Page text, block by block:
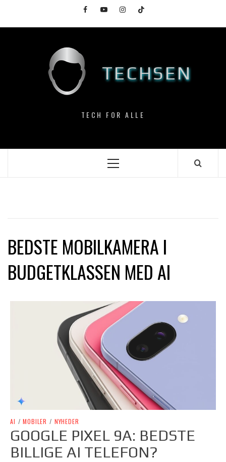
content
FacebookYouTubeInstagramTikTok
TECHSEN
TECH FOR ALLE
Primary
BEDSTE MOBILKAMERA I
BUDGETKLASSEN MED AI
AI / MOBILER / NYHEDER
GOOGLE PIXEL 9A: BEDSTE
BILLIGE AI TELEFON?